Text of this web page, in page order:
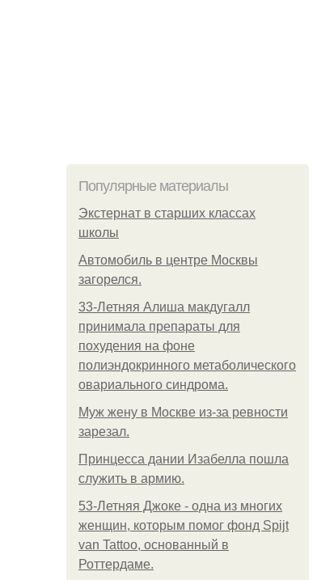
Популярные материалы
Экстернат в старших классах
школы
Автомобиль в центре Москвы
загорелся.
33-Летняя Алиша макдугалл
принимала препараты для
похудения на фоне
полиэндокринного метаболического
овариального синдрома.
Mуж жену в Москве из-за ревности
зарезал.
Принцесса дании Изабелла пошла
служить в армию.
53-Летняя Джоке - одна из многих
женщин, которым помог фонд Spijt
van Tattoo, основанный в
Роттердаме.